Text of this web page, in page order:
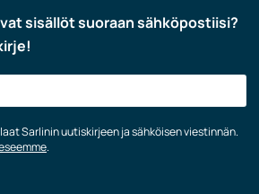
sisällöt suoraan sähköpostiisi?
Sarlinin uutiskirjeen ja sähköisen viestinnän.
.